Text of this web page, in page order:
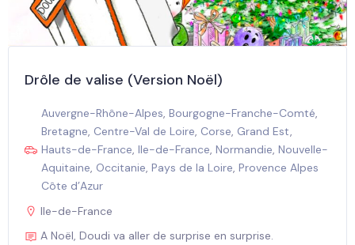
Drôle de valise (Version Noël)
Auvergne-Rhône-Alpes, Bourgogne-Franche-Comté,
Bretagne, Centre-Val de Loire, Corse, Grand Est,
Hauts-de-France, Ile-de-France, Normandie, Nouvelle-
Aquitaine, Occitanie, Pays de la Loire, Provence Alpes
Côte d’Azur
Ile-de-France
A Noël, Doudi va aller de surprise en surprise.